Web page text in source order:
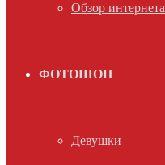
Обзор интернета
ФОТОШОП
Девушки